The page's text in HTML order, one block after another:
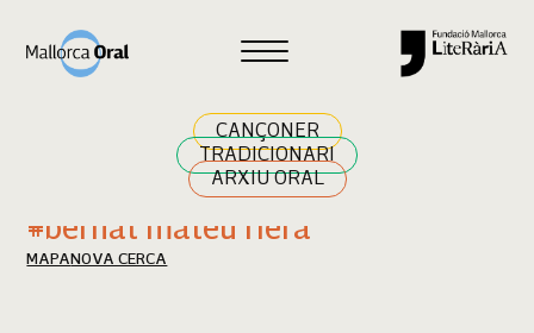
CANÇONER
TRADICIONARI
ARXIU ORAL
Cercar
Resultats cerca
#bernat mateu riera
MAPA NOVA CERCA